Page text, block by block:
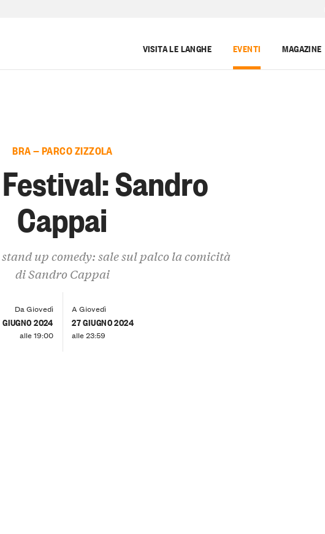
VISITA LE LANGHE EVENTI MAGAZINE
BRA — PARCO ZIZZOLA
Sandro
Cappai
up comedy: sale sul palco la comicità
di Sandro Cappai
Da Giovedì
2024
alle 19:00
A Giovedì
27 GIUGNO 2024
alle 23:59